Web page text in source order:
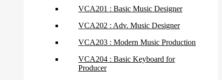
VCA201 : Basic Music Designer
VCA202 : Adv. Music Designer
VCA203 : Modern Music Production
VCA204 : Basic Keyboard for
Producer